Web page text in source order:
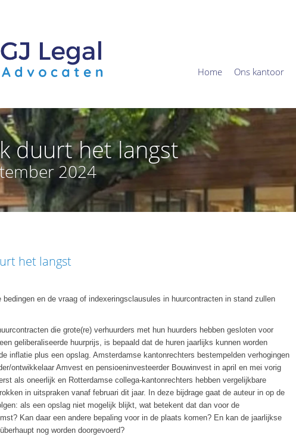
Home Ons kantoor
duurt het langst
2024
het langst
bedingen en de vraag of indexeringsclausules in huurcontracten in stand zullen
die grote(re) verhuurders met hun huurders hebben gesloten voor
geliberaliseerde huurprijs, is bepaald dat de huren jaarlijks kunnen worden
inflatie plus een opslag. Amsterdamse kantonrechters bestempelden verhogingen
ontwikkelaar Amvest en pensioeninvesteerder Bouwinvest in april en mei vorig
als oneerlijk en Rotterdamse collega-kantonrechters hebben vergelijkbare
in uitspraken vanaf februari dit jaar. In deze bijdrage gaat de auteur in op de
als een opslag niet mogelijk blijkt, wat betekent dat dan voor de
Kan daar een andere bepaling voor in de plaats komen? En kan de jaarlijkse
nog worden doorgevoerd?